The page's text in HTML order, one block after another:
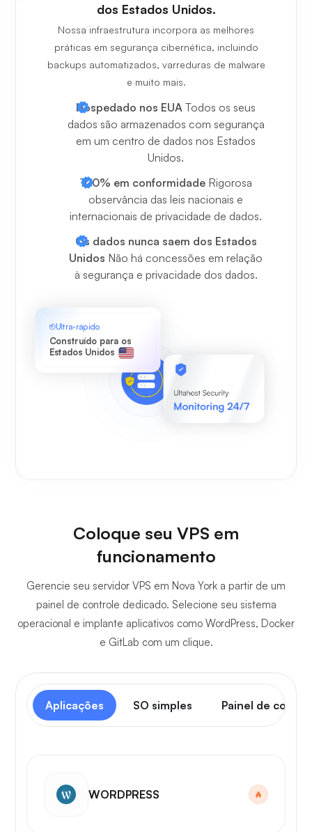
dos Estados Unidos.
Nossa infraestrutura incorpora as melhores
práticas em segurança cibernética, incluindo
backups automatizados, varreduras de malware
e muito mais.
Hospedado nos EUA Todos os seus
dados são armazenados com segurança
em um centro de dados nos Estados
Unidos.
100% em conformidadeRigorosa
observância das leis nacionais e
internacionais de privacidade de dados.
Os dados nunca saem dos Estados
Unidos Não há concessões em relação
à segurança e privacidade dos dados.
Ultra-rápido
Construído para os
Estados Unidos
Coloque seu VPS em
funcionamento
Gerencie seu servidor VPS em Nova York a partir de um
painel de controle dedicado. Selecione seu sistema
operacional e implante aplicativos como WordPress, Docker
e GitLab com um clique.
Aplicações SO simples Painel de
WORDPRESS